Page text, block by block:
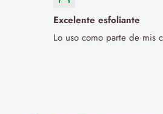
Excelente esfoliante
Lo uso como parte de mis